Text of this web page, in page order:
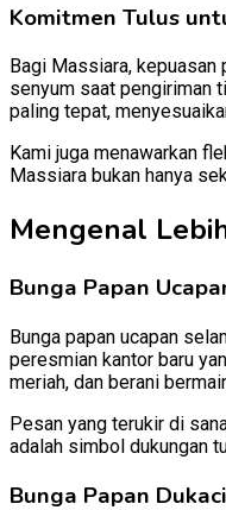
Komitmen Tulus
Bagi Massiara,
senyum saat pengiriman
paling tepat,
Kami juga menawarkan
Massiara bukan hanya
Mengenal
Bunga Papan
Bunga papan ucapan
peresmian kantor baru
meriah, dan berani
Pesan yang terukir di
adalah simbol dukungan
Bunga Papan